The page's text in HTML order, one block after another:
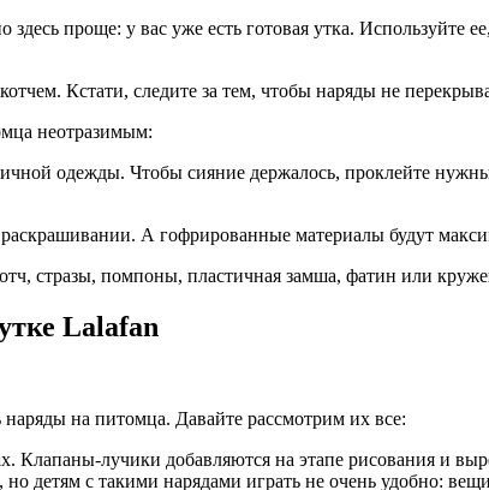
проще: у вас уже есть готовая утка.
Кстати, следите за тем, чтобы наряды не
неотразимым:
одежды. Чтобы сияние держалось, проклейте
А гофрированные материалы будут
стразы, помпоны, пластичная замша, фатин или
Lalafan
на питомца. Давайте рассмотрим их все:
Клапаны-лучики добавляются на этапе рисования и
детям с такими нарядами играть не очень удобно: